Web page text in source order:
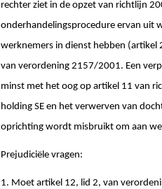
rechter ziet in de opzet van richtlijn
onderhandelingsprocedure ervan uit
werknemers in dienst hebben
van verordening 2157/2001. Een
minst met het oog op artikel 11 van
holding SE en het verwerven van
oprichting wordt misbruikt om aan
Prejudiciële vragen:
1. Moet artikel 12, lid 2, van